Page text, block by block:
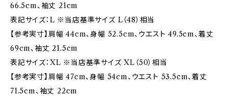
66.5cm、袖丈 21cm
表記サイズ：L ※当店基準サイズ L（48）相当
【参考実寸】肩幅 44cm、身幅 52.5cm、ウエスト 49.5cm、着丈
69cm、袖丈 21.5cm
表記サイズ：XL ※当店基準サイズ XL（50）相当
【参考実寸】肩幅 47cm、身幅 54cm、ウエスト 53.5cm、着丈
71.5cm、袖丈 22cm